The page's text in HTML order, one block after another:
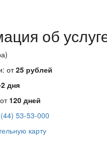
об
от25 рублей
дня
120 дней
53-53-000
карту